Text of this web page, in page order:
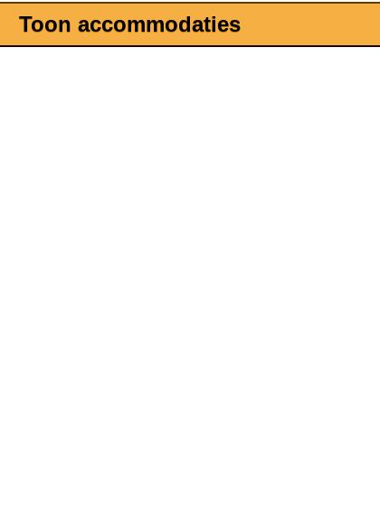
Toon accommodaties